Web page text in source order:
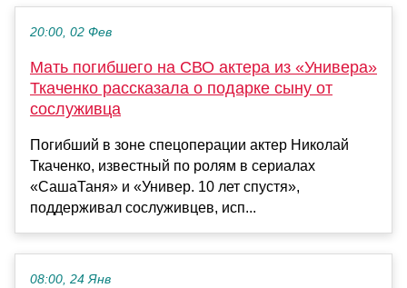
20:00, 02 Фев
Мать погибшего на СВО актера из «Универа»
Ткаченко рассказала о подарке сыну от
сослуживца
Погибший в зоне спецоперации актер Николай
Ткаченко, известный по ролям в сериалах
«СашаТаня» и «Универ. 10 лет спустя»,
поддерживал сослуживцев, исп...
08:00, 24 Янв